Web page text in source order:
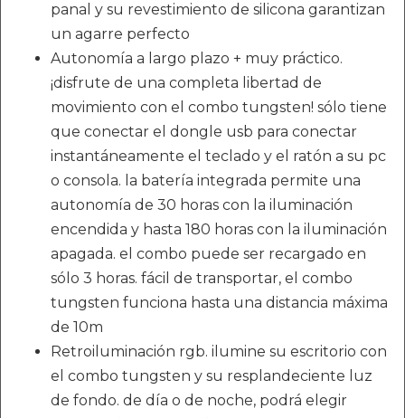
panal y su revestimiento de silicona garantizan
un agarre perfecto
Autonomía a largo plazo + muy práctico.
¡disfrute de una completa libertad de
movimiento con el combo tungsten! sólo tiene
que conectar el dongle usb para conectar
instantáneamente el teclado y el ratón a su pc
o consola. la batería integrada permite una
autonomía de 30 horas con la iluminación
encendida y hasta 180 horas con la iluminación
apagada. el combo puede ser recargado en
sólo 3 horas. fácil de transportar, el combo
tungsten funciona hasta una distancia máxima
de 10m
Retroiluminación rgb. ilumine su escritorio con
el combo tungsten y su resplandeciente luz
de fondo. de día o de noche, podrá elegir